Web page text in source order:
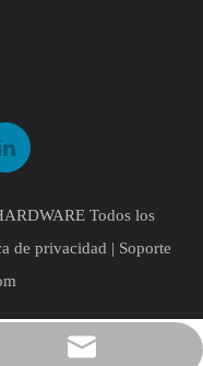
Todos los
de privacidad | Soporte